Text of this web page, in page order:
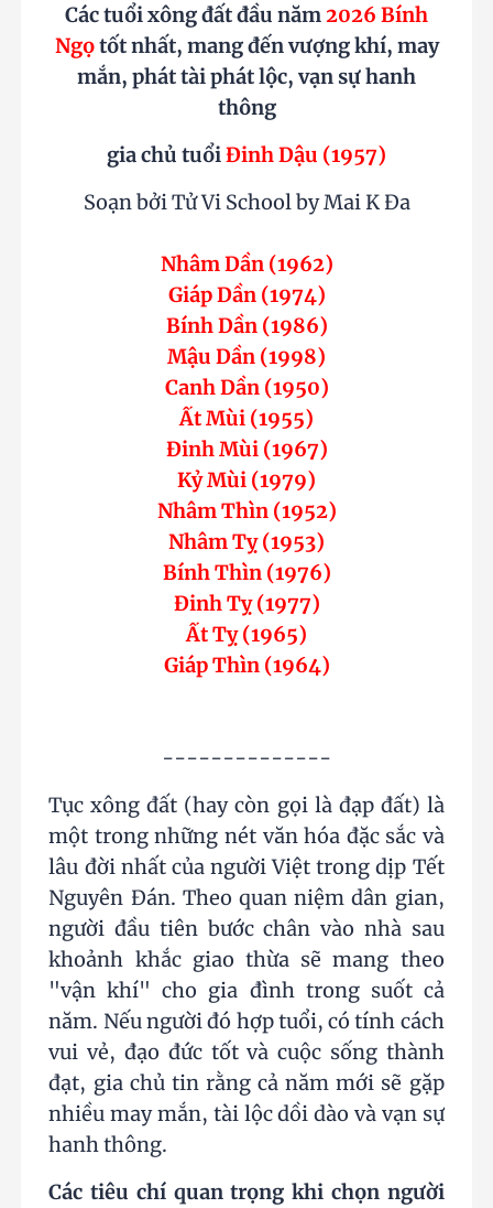
Các tuổi xông đất đầu năm2026 Bính
Ngọtốt nhất, mang đến vượng khí, may
mắn, phát tài phát lộc, vạn sự hanh
thông
gia chủ tuổiĐinh Dậu (1957)
Soạn bởi Tử Vi School by Mai K Đa
Nhâm Dần (1962)
Giáp Dần (1974)
Bính Dần (1986)
Mậu Dần (1998)
Canh Dần (1950)
Ất Mùi (1955)
Đinh Mùi (1967)
Kỷ Mùi (1979)
Nhâm Thìn (1952)
Nhâm Tỵ (1953)
Bính Thìn (1976)
Đinh Tỵ (1977)
Ất Tỵ (1965)
Giáp Thìn (1964)
--------------
Tục xông đất (hay còn gọi là đạp đất) là
một trong những nét văn hóa đặc sắc và
lâu đời nhất của người Việt trong dịp Tết
Nguyên Đán. Theo quan niệm dân gian,
người đầu tiên bước chân vào nhà sau
khoảnh khắc giao thừa sẽ mang theo
"vận khí" cho gia đình trong suốt cả
năm. Nếu người đó hợp tuổi, có tính cách
vui vẻ, đạo đức tốt và cuộc sống thành
đạt, gia chủ tin rằng cả năm mới sẽ gặp
nhiều may mắn, tài lộc dồi dào và vạn sự
hanh thông.
Các tiêu chí quan trọng khi chọn người